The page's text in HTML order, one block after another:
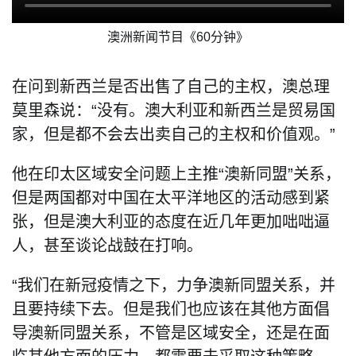
澳洲新闻节目《60分钟》
在问到新西兰是否出售了自己的主权，澳总理
莫里森说：“没有。澳大利亚和新西兰是贸易国
家，但是都不会去出卖自己的主权和价值观。”
他在印太区域安全问题上主推“澳新同盟”关系，
但是两国都对中国在太平洋地区的活动感到紧
张，但是澳大利亚的态度在近几年更加咄咄逼
人，甚至谈论战鼓在打响。
“我们在新冠疫情之下，力争澳新同盟关系，并
且要持续下去。但是我们也应该在其他方面倡
导澳新同盟关系，不管是区域安全，还是在面